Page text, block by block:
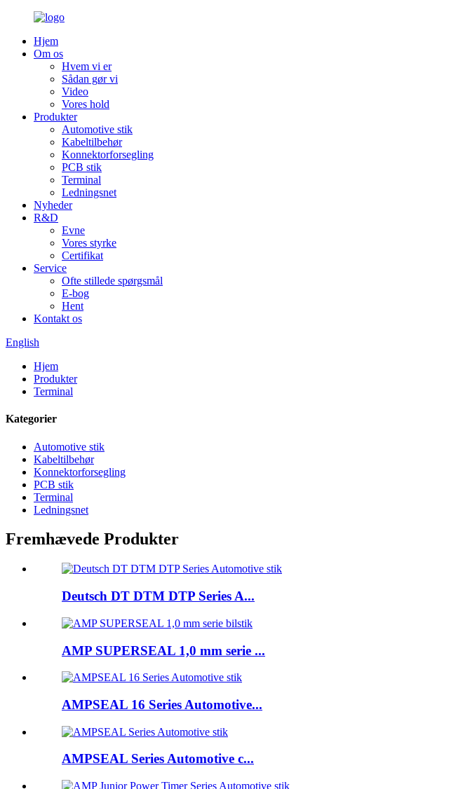
Hjem
Om os
Hvem vi er
Sådan gør vi
Video
Vores hold
Produkter
Automotive stik
Kabeltilbehør
Konnektorforsegling
PCB stik
Terminal
Ledningsnet
Nyheder
R&D
Evne
Vores styrke
Certifikat
Service
Ofte stillede spørgsmål
E-bog
Hent
Kontakt os
English
Hjem
Produkter
Terminal
Kategorier
Automotive stik
Kabeltilbehør
Konnektorforsegling
PCB stik
Terminal
Ledningsnet
Fremhævede Produkter
Deutsch DT DTM DTP Series A...
AMP SUPERSEAL 1,0 mm serie ...
AMPSEAL 16 Series Automotive...
AMPSEAL Series Automotive c...